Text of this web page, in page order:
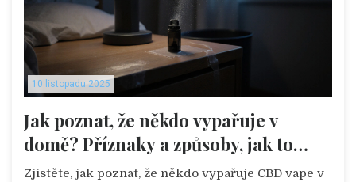
10 listopadu 2025
Jak poznat, že někdo vypařuje v
domě? Příznaky a způsoby, jak to
zjistit
Zjistěte, jak poznat, že někdo vypařuje CBD vape v